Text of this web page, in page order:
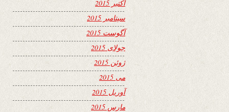
اکتبر 2015
سپتامبر 2015
آگوست 2015
جولای 2015
ژوئن 2015
می 2015
آوریل 2015
مارس 2015